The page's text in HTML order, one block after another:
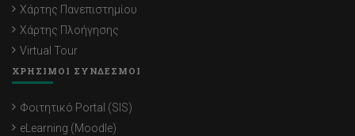
Χάρτης Πανεπιστημίου
Χάρτης Πλοήγησης
Virtual Tour
ΧΡΗΣΙΜΟΙ ΣΥΝΔΕΣΜΟΙ
Φοιτητικό Portal (SIS)
eLearning (Moodle)